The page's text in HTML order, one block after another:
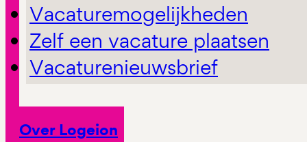
Vacaturemogelijkheden
Zelf een vacature plaatsen
Vacaturenieuwsbrief
Over Logeion